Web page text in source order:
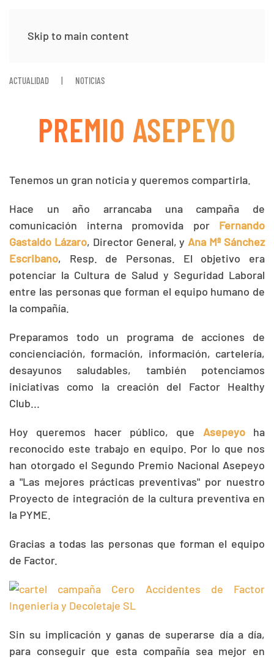
Skip to main content
ACTUALIDAD NOTICIAS
PREMIO ASEPEYO
Tenemos un gran noticia y queremos compartirla.
Hace un año arrancaba una campaña de
comunicación interna promovida por Fernando
Gastaldo Lázaro, Director General, y Ana Mª Sánchez
Escribano, Resp. de Personas. El objetivo era
potenciar la Cultura de Salud y Seguridad Laboral
entre las personas que forman el equipo humano de
la compañía.
Preparamos todo un programa de acciones de
concienciación, formación, información, cartelería,
desayunos saludables, también potenciamos
iniciativas como la creación del Factor Healthy
Club...
Hoy queremos hacer público, que Asepeyoha
reconocido este trabajo en equipo. Por lo que nos
han otorgado el Segundo Premio Nacional Asepeyo
a "Las mejores prácticas preventivas" por nuestro
Proyecto de integración de la cultura preventiva en
la PYME.
Gracias a todas las personas que forman el equipo
de Factor.
Sin su implicación y ganas de superarse día a día,
para conseguir que esta compañía sea mejor en